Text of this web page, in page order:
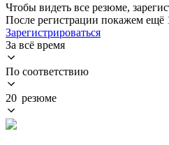
Чтобы видеть все резюме,
После регистрации покажем ещё
Зарегистрироваться
За всё время
По соответствию
20 резюме